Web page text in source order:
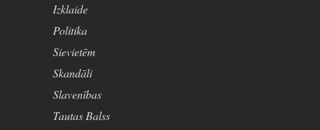
Izklaide
Politika
Sievietēm
Skandāli
Slavenības
Tautas Balss